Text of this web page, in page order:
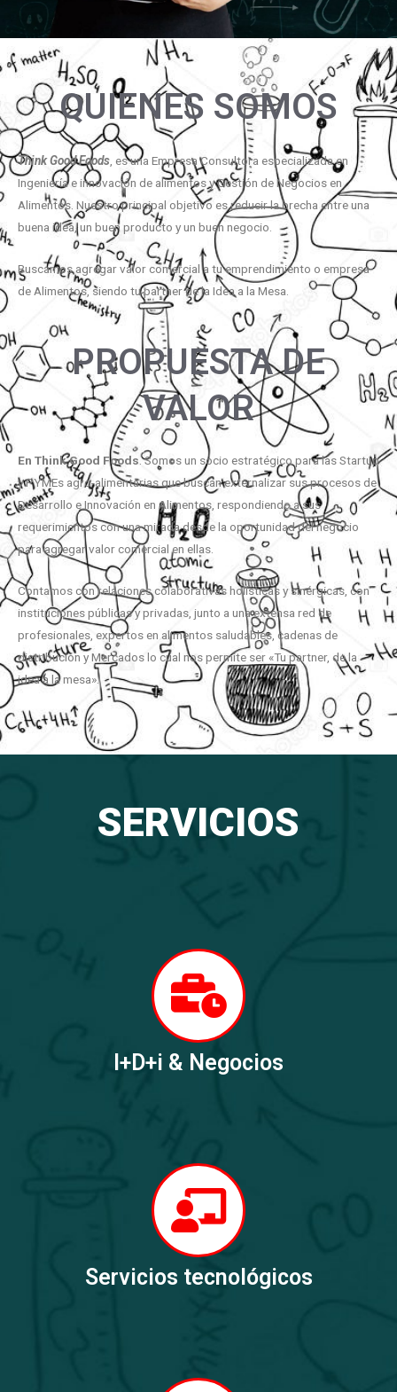
QUIENES SOMOS
Think Good Foods , es una Empresa Consultora especializada en
Ingeniería e innovación de alimentos y Gestión de Negocios en
Alimentos. Nuestro principal objetivo es reducir la brecha entre una
buena idea, un buen producto y un buen negocio.
Buscamos agregar valor comercial a tu emprendimiento o empresa
de Alimentos, siendo tu partner de la Idea a la Mesa.
PROPUESTA DE
VALOR
En ThinkGood Foods. Somos un socio estratégico para las Startup
y PYMEs agro-alimentarias que buscan externalizar sus procesos de
Desarrollo e Innovación en Alimentos, respondiendo a sus
requerimientos con una mirada desde la oportunidad del negocio
para agregar valor comercial en ellas.
Contamos con relaciones colaborativas holísticas y sinérgicas, con
instituciones públicas y privadas, junto a una extensa red de
profesionales, expertos en alimentos saludables, cadenas de
distribución y Mercados lo cual nos permite ser «Tu partner, de la
idea a la mesa».
SERVICIOS
I+D+i & Negocios
Servicios tecnológicos